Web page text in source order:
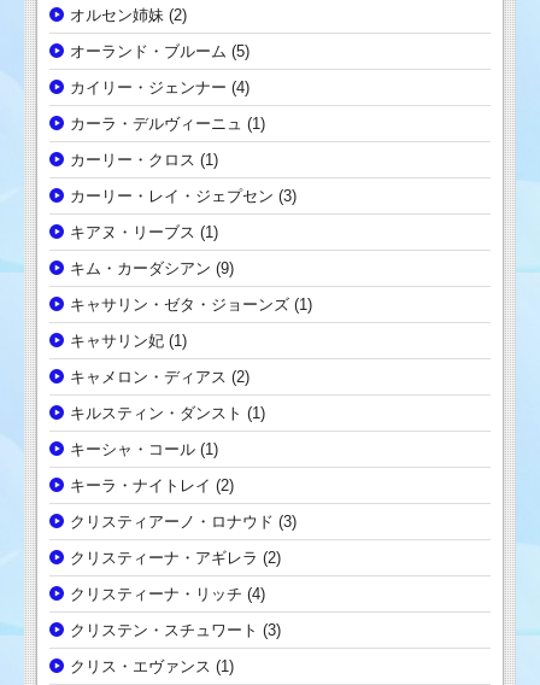
オルセン姉妹 (2)
オーランド・ブルーム (5)
カイリー・ジェンナー (4)
カーラ・デルヴィーニュ (1)
カーリー・クロス (1)
カーリー・レイ・ジェプセン (3)
キアヌ・リーブス (1)
キム・カーダシアン (9)
キャサリン・ゼタ・ジョーンズ (1)
キャサリン妃 (1)
キャメロン・ディアス (2)
キルスティン・ダンスト (1)
キーシャ・コール (1)
キーラ・ナイトレイ (2)
クリスティアーノ・ロナウド (3)
クリスティーナ・アギレラ (2)
クリスティーナ・リッチ (4)
クリステン・スチュワート (3)
クリス・エヴァンス (1)